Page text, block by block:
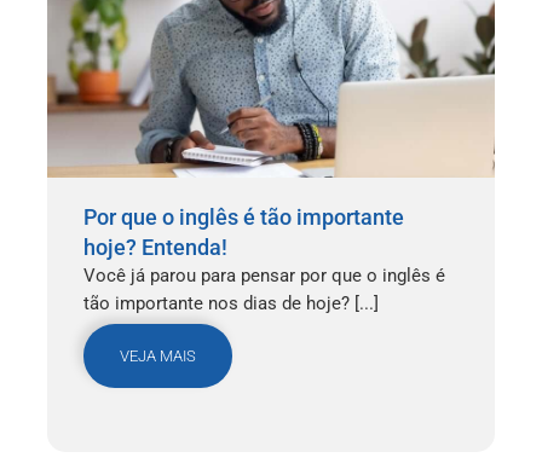
Por que o inglês é tão importante
hoje? Entenda!
Você já parou para pensar por que o inglês é
tão importante nos dias de hoje? [...]
VEJA MAIS